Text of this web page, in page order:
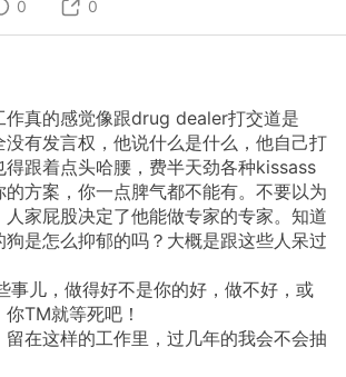
0 0
作真的感觉像跟drug dealer打交道是
没有发言权，他说什么是什么，他自己打
得跟着点头哈腰，费半天劲各种kissass
的方案，你一点脾气都不能有。不要以为
人家屁股决定了他能做专家的专家。知道
狗是怎么抑郁的吗？大概是跟这些人呆过
事儿，做得好不是你的好，做不好，或
TM就等死吧！
留在这样的工作里，过几年的我会不会抽